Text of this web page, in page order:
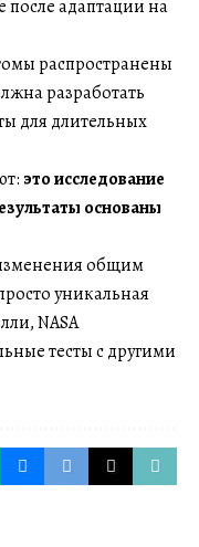
после адаптации на
распространены
разработать
для длительных
это исследование
основаны
общим
уникальная
NASA
тесты с другими